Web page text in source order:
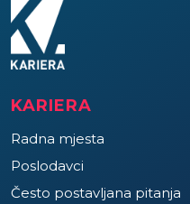
KARIERA
Radna mjesta
Poslodavci
Često postavljana pitanja